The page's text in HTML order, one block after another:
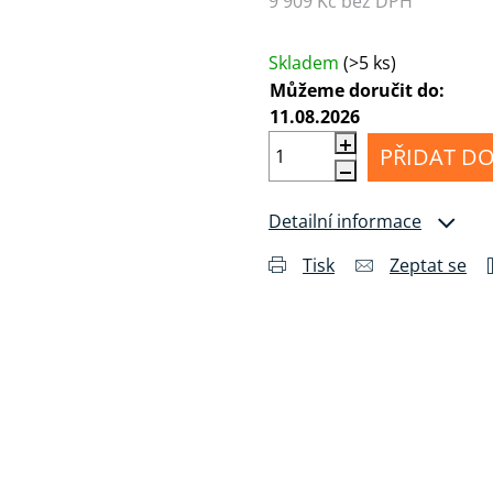
Příslušenství
Konektory
drobné
příslušenství
Skladem (>5 ks)
Můžeme doručit do:
11.08.2026
PŘIDAT
Detailní informace
Tisk
Zeptat se